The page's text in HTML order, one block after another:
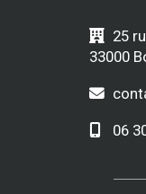
25
33000
06